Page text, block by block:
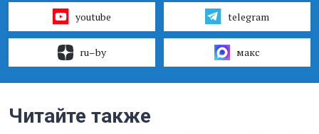
youtube telegram
ru–by макс
Читайте также